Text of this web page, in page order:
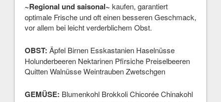
~Regional und saisonal~ kaufen, garantiert
optimale Frische und oft einen besseren Geschmack,
vor allem bei leicht verderblichem Obst.
OBST: Äpfel Birnen Esskastanien Haselnüsse
Holunderbeeren Nektarinen Pfirsiche Preiselbeeren
Quitten Walnüsse Weintrauben Zwetschgen
GEMÜSE: Blumenkohl Brokkoli Chicorée Chinakohl